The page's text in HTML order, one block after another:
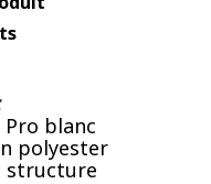
Pro blanc
polyester
structure